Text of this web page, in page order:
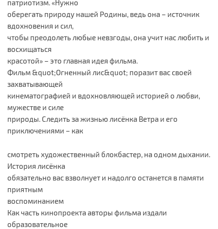
патриотизм. «Нужно
оберегать природу нашей Родины, ведь она – источник
вдохновения и сил,
чтобы преодолеть любые невзгоды, она учит нас любить и
восхищаться
красотой» – это главная идея фильма.
Фильм &quot;Огненный лис&quot; поразит вас своей
захватывающей
кинематографией и вдохновляющей историей о любви,
мужестве и силе
природы. Следить за жизнью лисёнка Ветра и его
приключениями – как
смотреть художественный блокбастер, на одном дыхании.
История лисёнка
обязательно вас взволнует и надолго останется в памяти
приятным
воспоминанием
Как часть кинопроекта авторы фильма издали
образовательное